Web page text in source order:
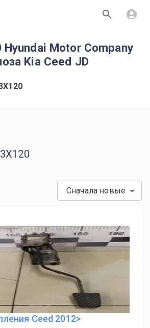
Motor Company
Kia Ceed JD
Сначала новые
Ceed 2012>